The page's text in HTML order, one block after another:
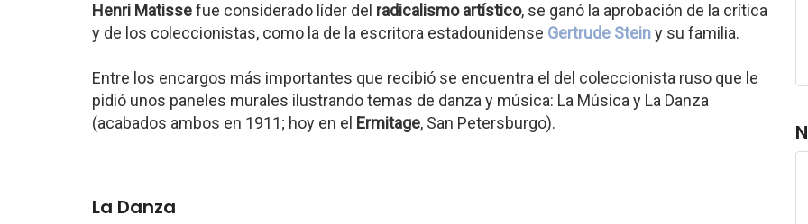
Henri Matissefue considerado líder del radicalismo artístico, se ganó la aprobación de la crítica
y de los coleccionistas, como la de la escritora estadounidense Gertrude Steiny su familia.
Entre los encargos más importantes que recibió se encuentra el del coleccionista ruso que le
pidió unos paneles murales ilustrando temas de danza y música: La Música y La Danza
(acabados ambos en 1911; hoy en el Ermitage, San Petersburgo).
La Danza